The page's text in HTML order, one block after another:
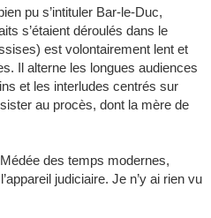
pu s’intituler Bar-le-Duc,
s’étaient déroulés dans le
est volontairement lent et
Il alterne les longues audiences
et les interludes centrés sur
au procès, dont la mère de
des temps modernes,
judiciaire. Je n’y ai rien vu